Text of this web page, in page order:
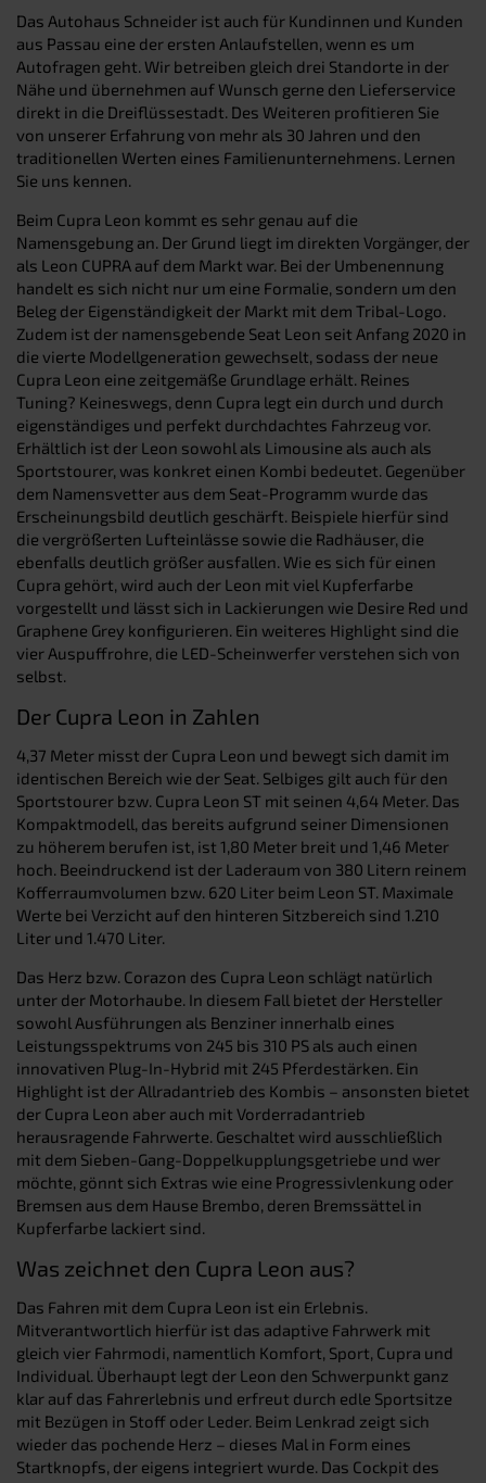
Das Autohaus Schneider ist auch für Kundinnen und Kunden
aus Passau eine der ersten Anlaufstellen, wenn es um
Autofragen geht. Wir betreiben gleich drei Standorte in der
Nähe und übernehmen auf Wunsch gerne den Lieferservice
direkt in die Dreiflüssestadt. Des Weiteren profitieren Sie
von unserer Erfahrung von mehr als 30 Jahren und den
traditionellen Werten eines Familienunternehmens. Lernen
Sie uns kennen.
Beim Cupra Leon kommt es sehr genau auf die
Namensgebung an. Der Grund liegt im direkten Vorgänger, der
als Leon CUPRA auf dem Markt war. Bei der Umbenennung
handelt es sich nicht nur um eine Formalie, sondern um den
Beleg der Eigenständigkeit der Markt mit dem Tribal-Logo.
Zudem ist der namensgebende Seat Leon seit Anfang 2020 in
die vierte Modellgeneration gewechselt, sodass der neue
Cupra Leon eine zeitgemäße Grundlage erhält. Reines
Tuning? Keineswegs, denn Cupra legt ein durch und durch
eigenständiges und perfekt durchdachtes Fahrzeug vor.
Erhältlich ist der Leon sowohl als Limousine als auch als
Sportstourer, was konkret einen Kombi bedeutet. Gegenüber
dem Namensvetter aus dem Seat-Programm wurde das
Erscheinungsbild deutlich geschärft. Beispiele hierfür sind
die vergrößerten Lufteinlässe sowie die Radhäuser, die
ebenfalls deutlich größer ausfallen. Wie es sich für einen
Cupra gehört, wird auch der Leon mit viel Kupferfarbe
vorgestellt und lässt sich in Lackierungen wie Desire Red und
Graphene Grey konfigurieren. Ein weiteres Highlight sind die
vier Auspuffrohre, die LED-Scheinwerfer verstehen sich von
selbst.
Der Cupra Leon in Zahlen
4,37 Meter misst der Cupra Leon und bewegt sich damit im
identischen Bereich wie der Seat. Selbiges gilt auch für den
Sportstourer bzw. Cupra Leon ST mit seinen 4,64 Meter. Das
Kompaktmodell, das bereits aufgrund seiner Dimensionen
zu höherem berufen ist, ist 1,80 Meter breit und 1,46 Meter
hoch. Beeindruckend ist der Laderaum von 380 Litern reinem
Kofferraumvolumen bzw. 620 Liter beim Leon ST. Maximale
Werte bei Verzicht auf den hinteren Sitzbereich sind 1.210
Liter und 1.470 Liter.
Das Herz bzw. Corazon des Cupra Leon schlägt natürlich
unter der Motorhaube. In diesem Fall bietet der Hersteller
sowohl Ausführungen als Benziner innerhalb eines
Leistungsspektrums von 245 bis 310 PS als auch einen
innovativen Plug-In-Hybrid mit 245 Pferdestärken. Ein
Highlight ist der Allradantrieb des Kombis – ansonsten bietet
der Cupra Leon aber auch mit Vorderradantrieb
herausragende Fahrwerte. Geschaltet wird ausschließlich
mit dem Sieben-Gang-Doppelkupplungsgetriebe und wer
möchte, gönnt sich Extras wie eine Progressivlenkung oder
Bremsen aus dem Hause Brembo, deren Bremssättel in
Kupferfarbe lackiert sind.
Was zeichnet den Cupra Leon aus?
Das Fahren mit dem Cupra Leon ist ein Erlebnis.
Mitverantwortlich hierfür ist das adaptive Fahrwerk mit
gleich vier Fahrmodi, namentlich Komfort, Sport, Cupra und
Individual. Überhaupt legt der Leon den Schwerpunkt ganz
klar auf das Fahrerlebnis und erfreut durch edle Sportsitze
mit Bezügen in Stoff oder Leder. Beim Lenkrad zeigt sich
wieder das pochende Herz – dieses Mal in Form eines
Startknopfs, der eigens integriert wurde. Das Cockpit des